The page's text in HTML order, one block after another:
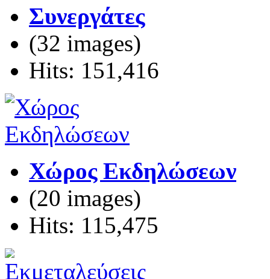
Συνεργάτες
(32 images)
Hits: 151,416
Χώρος Εκδηλώσεων
(20 images)
Hits: 115,475